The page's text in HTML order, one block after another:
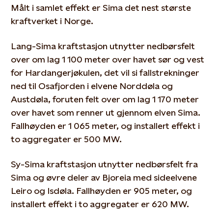
Målt i samlet effekt er Sima det nest største
kraftverket i Norge.
Lang-Sima kraftstasjon utnytter nedbørsfelt
over om lag 1 100 meter over havet sør og vest
for Hardangerjøkulen, det vil si fallstrekninger
ned til Osafjorden i elvene Norddøla og
Austdøla, foruten felt over om lag 1 170 meter
over havet som renner ut gjennom elven Sima.
Fallhøyden er 1 065 meter, og installert effekt i
to aggregater er 500 MW.
Sy-Sima kraftstasjon utnytter nedbørsfelt fra
Sima og øvre deler av Bjoreia med sideelvene
Leiro og Isdøla. Fallhøyden er 905 meter, og
installert effekt i to aggregater er 620 MW.